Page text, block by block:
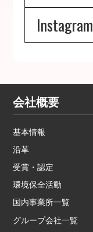
Instagram
会社概要
基本情報
沿革
受賞・認定
環境保全活動
国内事業所一覧
グループ会社一覧